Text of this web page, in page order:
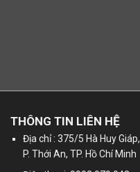
THÔNG TIN LIÊN HỆ
Địa chỉ : 375/5 Hà Huy Giáp,
P. Thới An, TP. Hồ Chí Minh